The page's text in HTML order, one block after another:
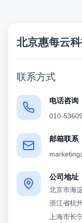
北京惠每云
联系方式
电话咨询
010-
邮箱联系
公司地址
北京市海
浙江省杭
上海市长